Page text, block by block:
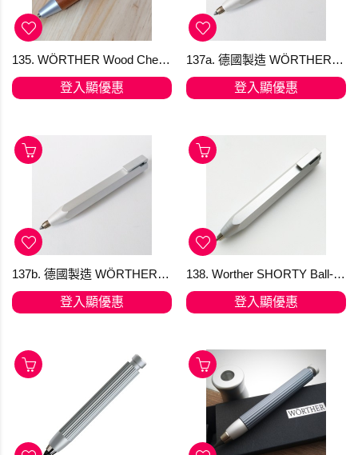
135. WÖRTHER Wood Cherry 櫻桃木圓形筆桿多用筆 包1支鉛筆芯 3.15 mm
登入顯優惠
137a. 德國製造 WÖRTHER SHORTY 天然鋁抓取筆 "隨心變芯"多用筆 (鉛筆/原子筆/顏色筆) [KTO] 產品均享有 免費送貨，選用香港郵政嘅iPostal Kiosk自取點。順豐加HK＄20 可IG dm下單
登入顯優惠
137b. 德國製造 WÖRTHER SHORTY 天然鋁抓取筆 "隨心變芯"多用筆 (鉛筆/原子筆/顏色筆) [KTO] 產品均享有 免費送貨，選用香港郵政嘅iPostal Kiosk自取點。順豐加HK＄20 可IG dm下單
登入顯優惠
138. Worther SHORTY Ball-point pen, natural alu 撳掣原子筆天然鋁 15230 (清貨只限1支)
登入顯優惠